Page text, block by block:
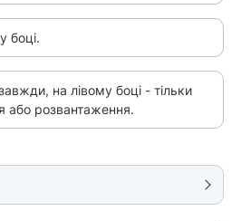
боці.
на лівому боці - тільки
або розвантаження.